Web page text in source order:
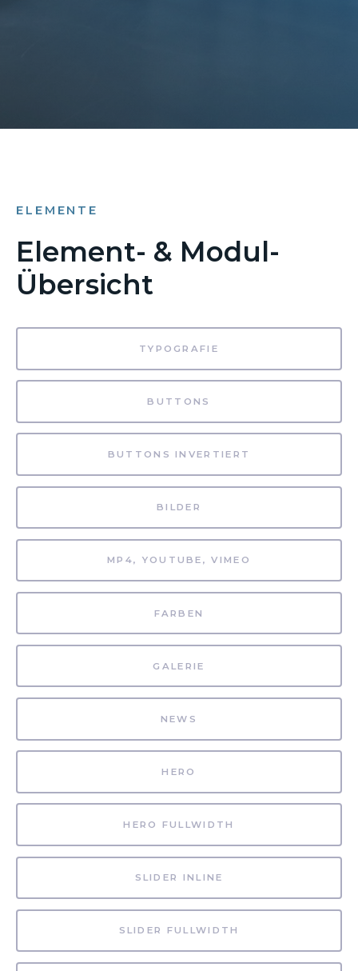
ELEMENTE
Element- & Modul-
Übersicht
TYPOGRAFIE
BUTTONS
BUTTONS INVERTIERT
BILDER
MP4, YOUTUBE, VIMEO
FARBEN
GALERIE
NEWS
HERO
HERO FULLWIDTH
SLIDER INLINE
SLIDER FULLWIDTH